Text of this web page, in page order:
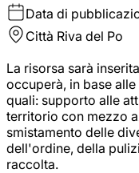
Data di
Città Riva del Po
La risorsa sarà
occuperà, in base
quali: supporto alle
territorio con mezzo
smistamento delle
dell'ordine, della
raccolta.